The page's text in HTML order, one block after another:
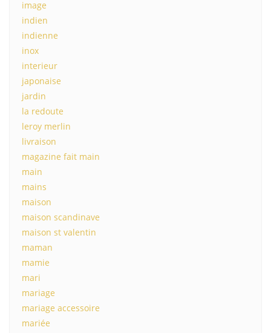
image
indien
indienne
inox
interieur
japonaise
jardin
la redoute
leroy merlin
livraison
magazine fait main
main
mains
maison
maison scandinave
maison st valentin
maman
mamie
mari
mariage
mariage accessoire
mariée